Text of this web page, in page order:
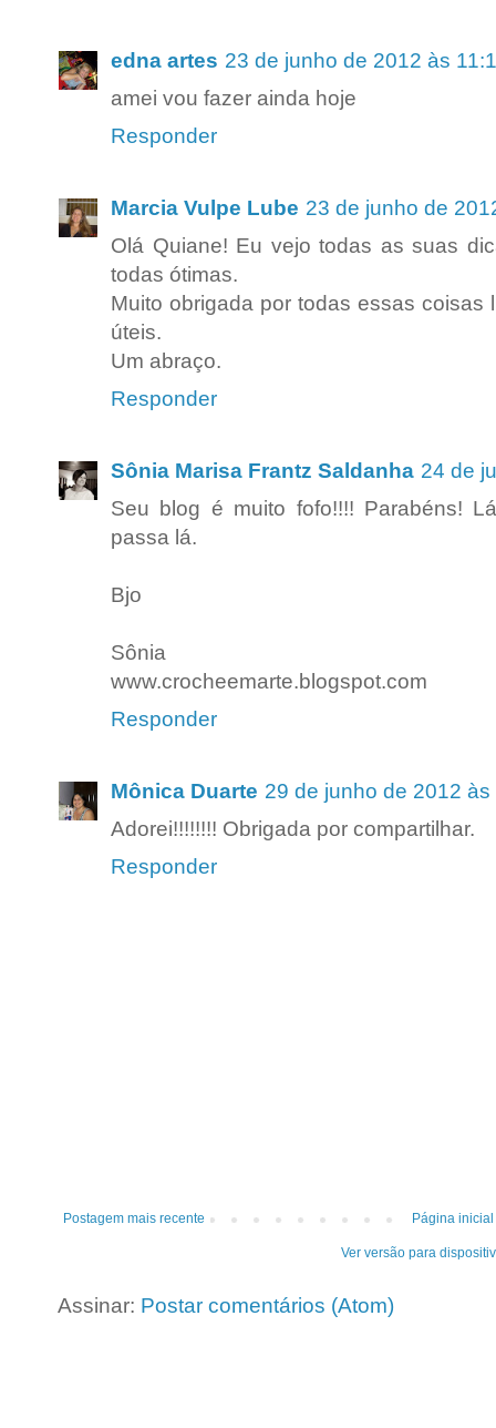
edna artes 23 de junho de 2012 às
amei vou fazer ainda hoje
Responder
Marcia Vulpe Lube 23 de junho de
Olá Quiane! Eu vejo todas as suas
todas ótimas.
Muito obrigada por todas essas
úteis.
Um abraço.
Responder
Sônia Marisa Frantz Saldanha 24 de
Seu blog é muito fofo!!!! Parabéns!
passa lá.
Bjo
Sônia
www.crocheemarte.blogspot.com
Responder
Mônica Duarte 29 de junho de 2012 às
Adorei!!!!!!!! Obrigada por compartilhar.
Responder
Postagem mais recente Página inicial
Ver versão para
Assinar: Postar comentários (Atom)